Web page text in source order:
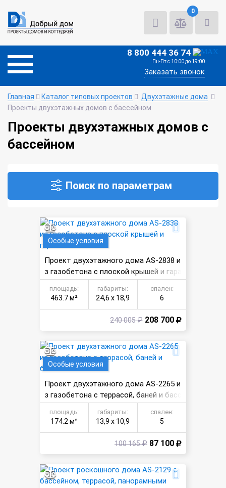
0
8 800 444 36 74
Пн-Пт с 10:00 до 19:00
Заказать звонок
Главная Каталог типовых проектов
Двухэтажные дома
Проекты двухэтажных домов с бассейном
Проекты двухэтажных домов с
бассейном
Поиск по параметрам
Особые условия
Проект двухэтажного дома AS-2838 и
з газобетона с плоской крышей и гара
жом
площадь:
463.7 м²
габариты:
24,6 х 18,9
спален:
6
240 005 ₽ 208 700
Особые условия
Проект двухэтажного дома AS-2265 и
з газобетона с террасой, баней и басс
ейном
площадь:
174.2 м²
габариты:
13,9 х 10,9
спален:
5
100 165 ₽ 87 100